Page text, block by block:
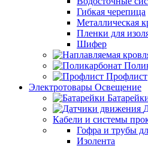
Гибкая черепица
Металлическая
Пленки для
Шифер
Профлист
Электротовары Освещение
Кабели и системы
Гофра и трубы
Изолента